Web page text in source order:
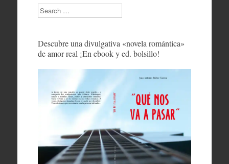
Search
Descubre una divulgativa «novela romántica»
de amor real ¡En ebook y ed. bolsillo!